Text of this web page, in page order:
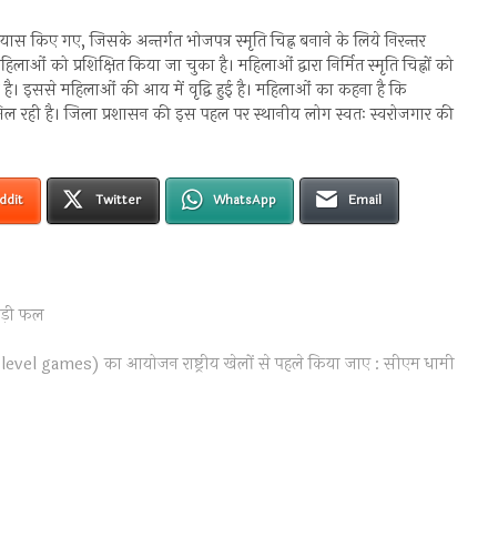
किए गए, जिसके अन्तर्गत भोजपत्र स्मृति चिह्न बनाने के लिये निरन्तर
प्रशिक्षित किया जा चुका है। महिलाओं द्वारा निर्मित स्मृति चिह्नों को
है। इससे महिलाओं की आय में वृद्वि हुई है। महिलाओं का कहना है कि
है। जिला प्रशासन की इस पहल पर स्थानीय लोग स्वतः स्वरोजगार की
Twitter WhatsApp Email
फल
games) का आयोजन राष्ट्रीय खेलों से पहले किया जाए : सीएम धामी